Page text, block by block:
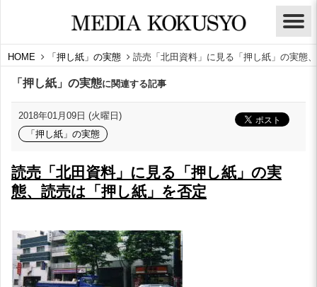
HOME 「押し紙」の実態 読売「北田資料」に見る「押し紙」の実態
「押し紙」の実態に関連する記事
2018年01月09日 (火曜日)
「押し紙」の実態
読売「北田資料」に見る「押し紙」の実
態、読売は「押し紙」を否定